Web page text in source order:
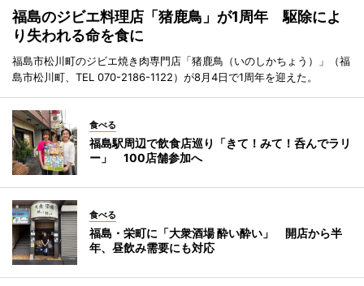
福島のジビエ料理店「猪鹿鳥」が1周年 駆除によ
り失われる命を食に
福島市松川町のジビエ焼き肉専門店「猪鹿鳥（いのしかちょう）」（福
島市松川町、TEL 070-2186-1122）が8月4日で1周年を迎えた。
食べる
福島駅周辺で飲食店巡り「きて！みて！呑んでラリ
ー」 100店舗参加へ
食べる
福島・栄町に「大衆酒場 酔い酔い」 開店から半
年、昼飲み需要にも対応